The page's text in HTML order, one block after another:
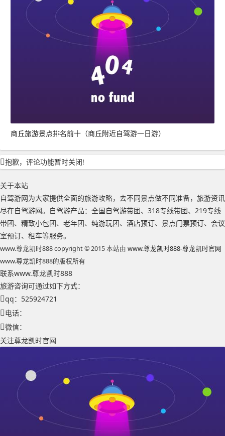
商丘旅游景点排名前十（商丘附近自驾游一日游）
抱歉，评论功能暂时关闭!
关于本站
自驾游网为大家提供全面的旅游攻略，去不同景点做不同准备，旅游资讯
尽在自驾游网。自驾游产品：全国自驾游带团、318专线带团、219专线
带团、精致小包团、老年团、纯游玩团、酒店预订、景点门票预订、会议
室预订、租车等服务。
www.尊龙凯时888 copyright © 2015 本站由 www.尊龙凯时888-尊龙凯时官网
www.尊龙凯时888的版权所有
联系www.尊龙凯时888
旅游咨询可通过如下方式：
qq：525924721
电话：
微信：
关注尊龙凯时官网